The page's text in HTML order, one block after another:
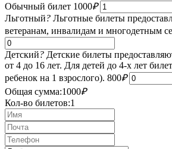
Обычный билет 1000₽
Льготный? Льготные билеты
ветеранам, инвалидам и многодетным
Детский? Детские билеты
от 4 до 16 лет. Для детей до 4-х лет
ребенок на 1 взрослого). 800₽
Общая сумма:1000₽
Кол-во билетов:1